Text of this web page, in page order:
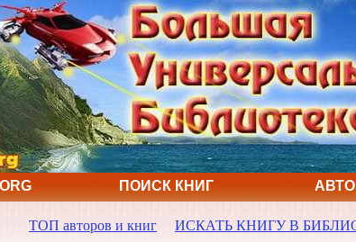
ПОИСК КНИГ
ТОП авторов и книг ИСКАТЬ КНИГУ В